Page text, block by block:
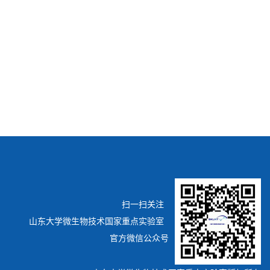
扫一扫关注
山东大学微生物技术国家重点实验室
官方微信公众号